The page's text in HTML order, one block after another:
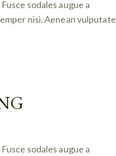
sodales augue a
nisi. Aenean vulputate
sodales augue a